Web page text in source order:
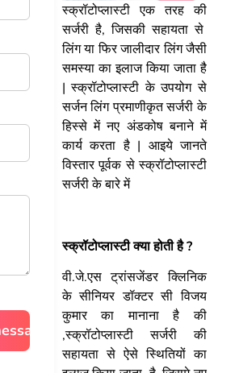
स्क्रॉटोप्लास्टी एक तरह की
सर्जरी है, जिसकी सहायता से
लिंग या फिर जालीदार लिंग जैसी
समस्या का इलाज किया जाता है
| स्क्रॉटोप्लास्टी के उपयोग से
सर्जन लिंगप्रमाणीकृत सर्जरी के
हिस्से में नए अंडकोष बनाने में
कार्य करता है | आइये जानते
विस्तार पूर्वक सेस्क्रॉटोप्लास्टी
सर्जरी के बारे में
स्क्रॉटोप्लास्टी क्या होती है ?
वी.जे.एस ट्रांसजेंडर क्लिनिक
के सीनियर डॉक्टर सी विजय
कुमार का मानाना है की
,स्क्रॉटोप्लास्टी सर्जरी की
सहायता से ऐसे स्थितियों का